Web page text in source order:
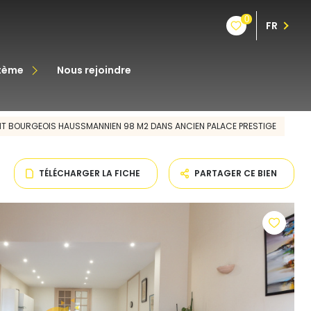
0 FR
nous rejoindre
BOURGEOIS HAUSSMANNIEN 98 M2 DANS ANCIEN PALACE PRESTIGE
TÉLÉCHARGER LA FICHE PARTAGER CE BIEN